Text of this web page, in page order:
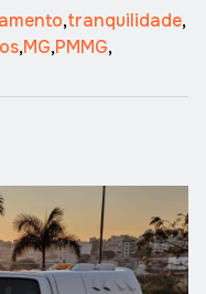
,tranquilidade,
,MG,PMMG,